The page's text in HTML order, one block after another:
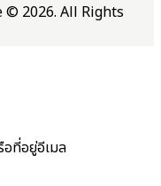
2026. All Rights
ที่อยู่อีเมล